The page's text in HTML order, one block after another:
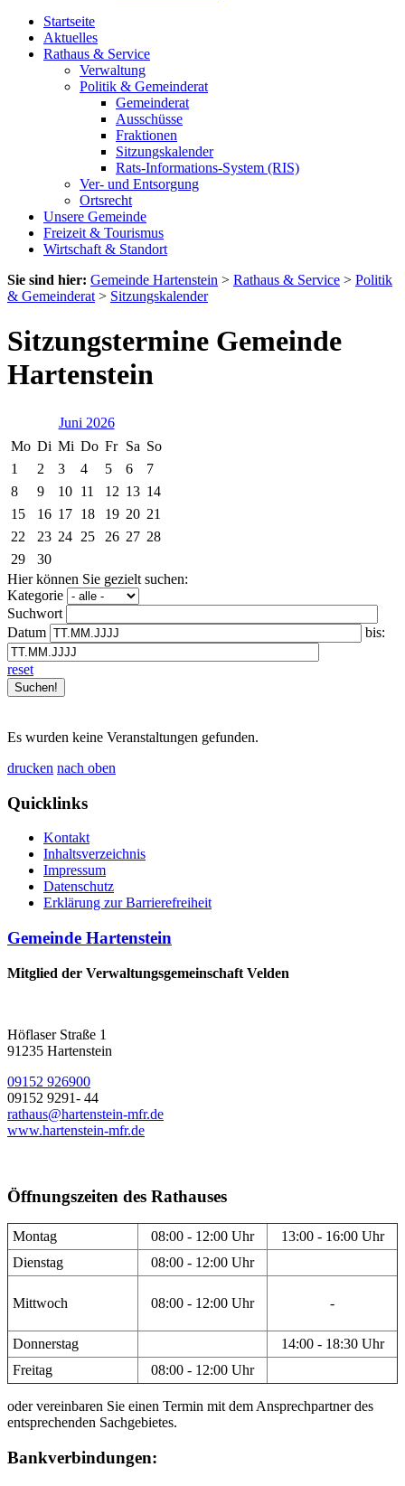
Startseite
Aktuelles
Rathaus & Service
Verwaltung
Politik & Gemeinderat
Gemeinderat
Ausschüsse
Fraktionen
Sitzungskalender
Rats-Informations-System (RIS)
Ver- und Entsorgung
Ortsrecht
Unsere Gemeinde
Freizeit & Tourismus
Wirtschaft & Standort
Sie sind hier: Gemeinde Hartenstein > Rathaus & Service > Politik
& Gemeinderat > Sitzungskalender
Sitzungstermine Gemeinde
Hartenstein
Juni 2026
Mo Di Mi Do Fr Sa So
1
2 3 4 5 6
7
8
9 10 11 12 13 14
15
16 17 18 19 20 21
22
23 24 25 26 27 28
29
30
Hier können Sie gezielt suchen:
Kategorie
Suchwort
Datum
bis:
reset
Es wurden keine Veranstaltungen gefunden.
drucken nach oben
Quicklinks
Kontakt
Inhaltsverzeichnis
Impressum
Datenschutz
Erklärung zur Barrierefreiheit
Gemeinde Hartenstein
Mitglied der Verwaltungsgemeinschaft Velden
Höflaser Straße 1
91235 Hartenstein
09152 926900
09152 9291- 44
rathaus@hartenstein-mfr.de
www.hartenstein-mfr.de
Öffnungszeiten des Rathauses
Montag 08:00 - 12:00 Uhr
13:00 - 16:00 Uhr
Dienstag
08:00 - 12:00 Uhr
Mittwoch 08:00 - 12:00 Uhr -
Donnerstag
14:00 - 18:30 Uhr
Freitag
08:00 - 12:00 Uhr
oder vereinbaren Sie einen Termin mit dem Ansprechpartner des
entsprechenden Sachgebietes.
Bankverbindungen: